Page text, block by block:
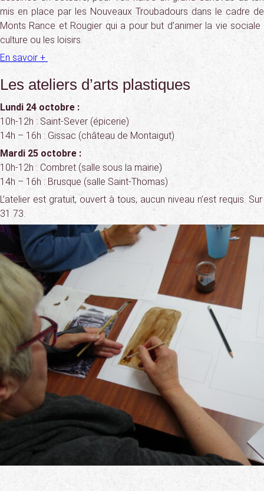
mis en place par les Nouveaux Troubadours dans le cadre
Monts Rance et Rougier qui a pour but d’animer la vie
culture ou les loisirs.
En savoir +
Les ateliers d’arts plastiques
Lundi 24 octobre :
10h-12h : Saint-Sever (épicerie)
14h – 16h : Gissac (château de Montaigut)
Mardi 25 octobre :
10h-12h : Combret (salle sous la mairie)
14h – 16h : Brusque (salle Saint-Thomas)
L’atelier est gratuit, ouvert à tous, aucun niveau n’est requis.
31 73.